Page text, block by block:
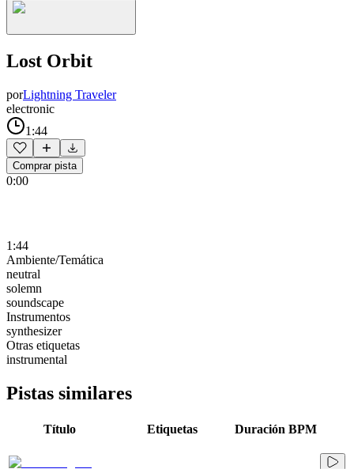
Lost Orbit
porLightning Traveler
electronic
1:44
Comprar pista
0:00
1:44
Ambiente/Temática
neutral
solemn
soundscape
Instrumentos
synthesizer
Otras etiquetas
instrumental
Pistas similares
Título Etiquetas Duración BPM